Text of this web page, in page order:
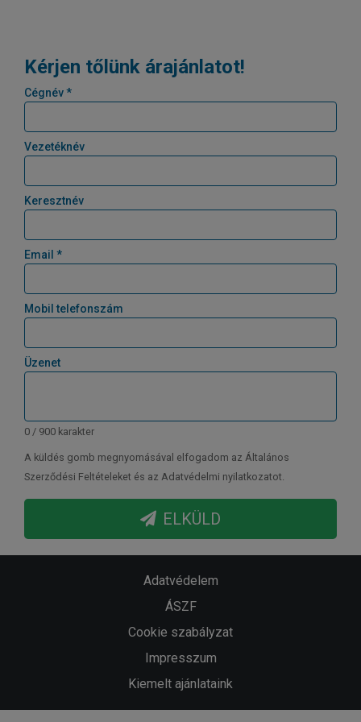
Kérjen tőlünk árajánlatot!
Cégnév *
Vezetéknév
Keresztnév
Email *
Mobil telefonszám
Üzenet
0 / 900 karakter
A küldés gomb megnyomásával elfogadom az Általános
Szerződési Feltételeket és az Adatvédelmi nyilatkozatot.
ELKÜLD
Adatvédelem
ÁSZF
Cookie szabályzat
Impresszum
Kiemelt ajánlataink